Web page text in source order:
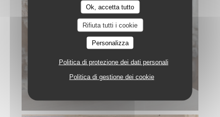
Ok, accetta tutto
Rifiuta tutti i cookie
Personalizza
Politica di protezione dei dati personali
Politica di gestione dei cookie